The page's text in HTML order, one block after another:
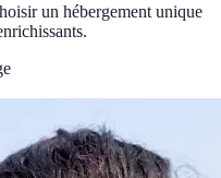
un hébergement unique